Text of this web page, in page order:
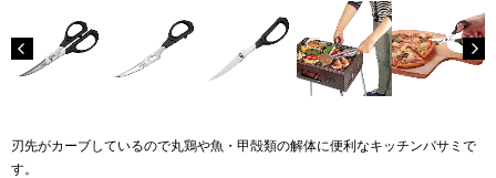
刃先がカーブしているので丸鶏や魚・甲殻類の解体に便利なキッチンバサミで
す。